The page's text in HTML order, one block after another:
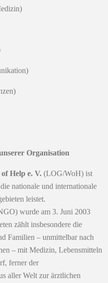
Organisation
Help e. V. (LOG/WoH) ist
nationale und internationale
leistet.
wurde am 3. Juni 2003
zählt insbesondere die
Familien – unmittelbar nach
– mit Medizin, Lebensmitteln
ferner der
aller Welt zur ärztlichen